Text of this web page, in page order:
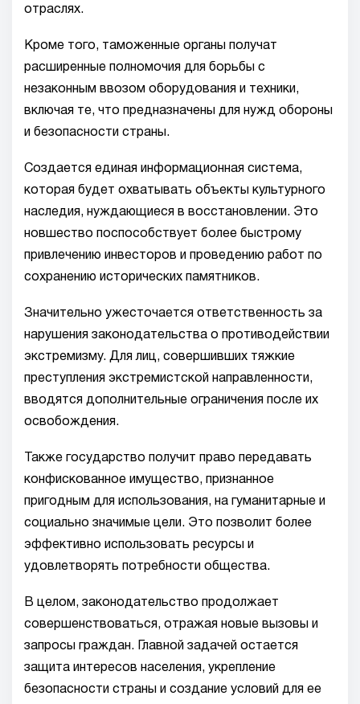
отраслях.
Кроме того, таможенные органы получат
расширенные полномочия для борьбы с
незаконным ввозом оборудования и техники,
включая те, что предназначены для нужд обороны
и безопасности страны.
Создается единая информационная система,
которая будет охватывать объекты культурного
наследия, нуждающиеся в восстановлении. Это
новшество поспособствует более быстрому
привлечению инвесторов и проведению работ по
сохранению исторических памятников.
Значительно ужесточается ответственность за
нарушения законодательства о противодействии
экстремизму. Для лиц, совершивших тяжкие
преступления экстремистской направленности,
вводятся дополнительные ограничения после их
освобождения.
Также государство получит право передавать
конфискованное имущество, признанное
пригодным для использования, на гуманитарные и
социально значимые цели. Это позволит более
эффективно использовать ресурсы и
удовлетворять потребности общества.
В целом, законодательство продолжает
совершенствоваться, отражая новые вызовы и
запросы граждан. Главной задачей остается
защита интересов населения, укрепление
безопасности страны и создание условий для ее